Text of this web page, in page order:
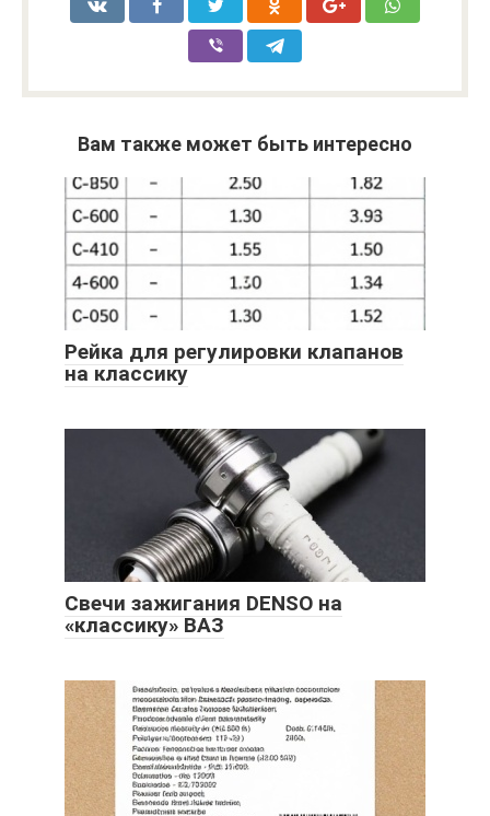
Вам также может быть интересно
Рейка для регулировки клапанов
на классику
Свечи зажигания DENSO на
«классику» ВАЗ